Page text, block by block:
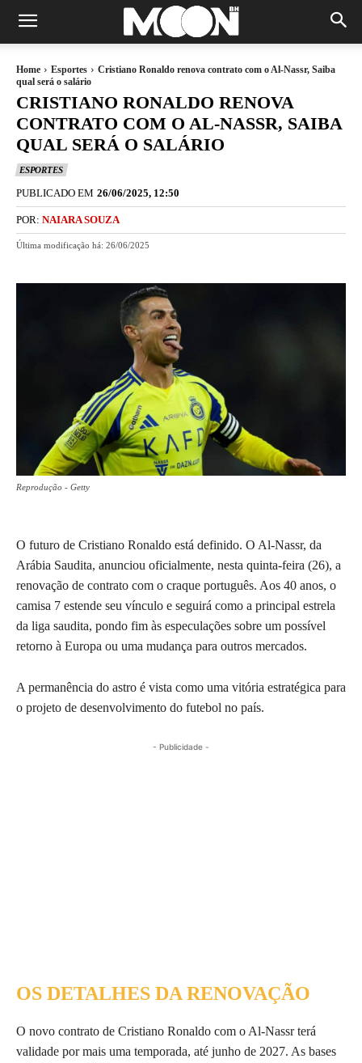
Home Esportes
Cristiano Ronaldo renova contrato com o Al-Nassr, Saiba
qual será o salário
CRISTIANO RONALDO RENOVA
CONTRATO COM O AL-NASSR, SAIBA
QUAL SERÁ O SALÁRIO
ESPORTES
PUBLICADO EM 26/06/2025, 12:50
POR: NAIARA SOUZA
Última modificação há: 26/06/2025
Reprodução - Getty
O futuro de Cristiano Ronaldo está definido. O Al-Nassr, da
Arábia Saudita, anunciou oficialmente, nesta quinta-feira (26), a
renovação de contrato com o craque português. Aos 40 anos, o
camisa 7 estende seu vínculo e seguirá como a principal estrela
da liga saudita, pondo fim às especulações sobre um possível
retorno à Europa ou uma mudança para outros mercados.
A permanência do astro é vista como uma vitória estratégica para
o projeto de desenvolvimento do futebol no país.
- Publicidade -
OS DETALHES DA RENOVAÇÃO
O novo contrato de Cristiano Ronaldo com o Al-Nassr terá
validade por mais uma temporada, até junho de 2027. As bases